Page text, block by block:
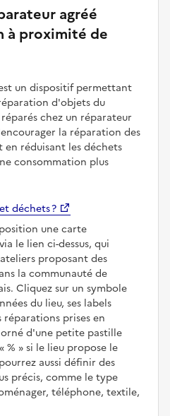
agréé
à proximité de
un dispositif permettant
d'objets du
chez un réparateur
la réparation des
réduisant les déchets
consommation plus
déchets ?
une carte
le lien ci-dessus, qui
proposant des
la communauté de
Cliquez sur un symbole
du lieu, ses labels
prises en
d'une petite pastille
%
si le lieu propose le
aussi définir des
précis, comme le type
téléphone, textile,